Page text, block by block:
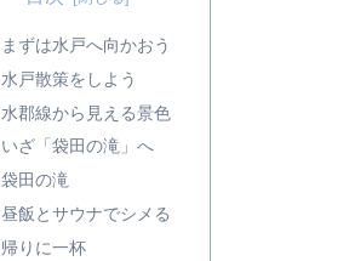
まずは水戸へ向かおう
水戸散策をしよう
水郡線から見える景色
いざ「袋田の滝」へ
袋田の滝
昼飯とサウナでシメる
帰りに一杯